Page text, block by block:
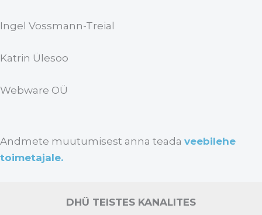
Ingel Vossmann-Treial
Katrin Ülesoo
Webware OÜ
Andmete muutumisest anna teada veebilehe
toimetajale.
DHÜ TEISTES KANALITES